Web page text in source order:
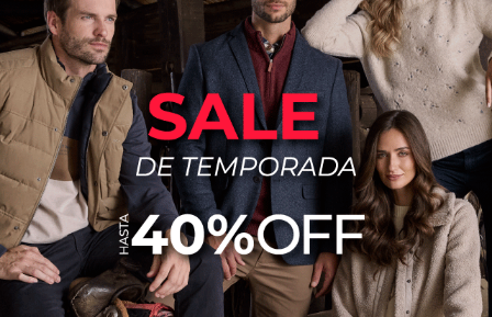
Buzos Pantalones
Camperas Chalecos